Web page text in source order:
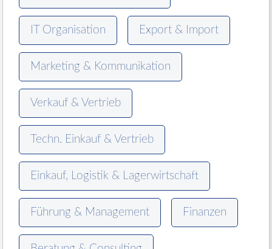
IT Organisation Export & Import
Marketing & Kommunikation
Verkauf & Vertrieb
Techn. Einkauf & Vertrieb
Einkauf, Logistik & Lagerwirtschaft
Führung & Management Finanzen